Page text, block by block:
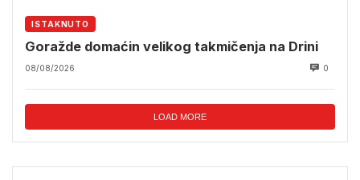
ISTAKNUTO
Goražde domaćin velikog takmičenja na Drini
08/08/2026 0
LOAD MORE